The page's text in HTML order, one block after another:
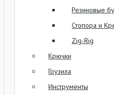
Резиновые
Стопора и
Zig-Rig
Крючки
Грузила
Инструменты